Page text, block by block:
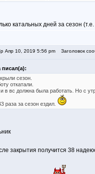
катальных дней за сезон
Апр 10, 2019 5:56 pm Заголовок
писал(а):
сезон.
откатали.
в вс должна была работать. Но с
раза за сезон ездил.
закрытия получится 38